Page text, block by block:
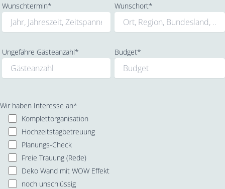
Wunschtermin*
Ungefähre Gästeanzahl*
Wunschort*
Budget*
Wir haben Interesse an*
Komplettorganisation
Hochzeitstagbetreuung
Planungs-Check
Freie Trauung (Rede)
Deko Wand mit WOW Effekt
noch unschlüssig